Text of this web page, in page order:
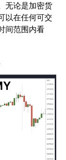
无论是加密货
以在任何可交
间范围内看